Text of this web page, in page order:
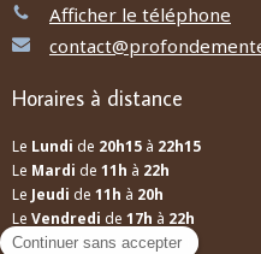
Afficher le téléphone
Horaires à distance
Le Lundi de 20h15 à 22h15
Le Mardi de 11h à 22h
Le Jeudi de 11h à 20h
Le Vendredi de 17h à 22h
LeSamedide12hà13h30